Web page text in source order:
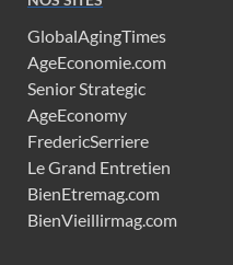
GlobalAgingTimes
AgeEconomie.com
Senior Strategic
AgeEconomy
FredericSerriere
Le Grand Entretien
BienEtremag.com
BienVieillirmag.com